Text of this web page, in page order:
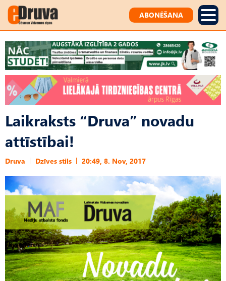
ABONĒŠANA
Laikraksts “Druva” novadu
attīstībai!
Druva Dzīves stils 20:49, 8. Nov, 2017